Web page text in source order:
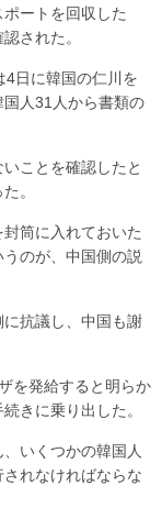
ートを回収した
された。
4日に韓国の仁川を
人31人から書類の
ことを確認したと
。
筒に入れておいた
のが、中国側の説
抗議し、中国も謝
を発給すると明らか
きに乗り出した。
いくつかの韓国人
れなければならな